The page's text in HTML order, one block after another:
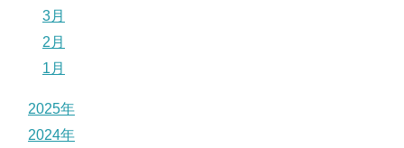
3月
2月
1月
2025年
2024年